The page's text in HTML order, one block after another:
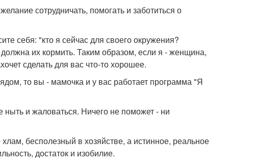
сотрудничать, помогать и заботиться о
себя: "кто я сейчас для своего окружения?
их кормить. Таким образом, если я - женщина,
сделать для вас что-то хорошее.
то вы - мамочка и у вас работает программа "Я
ныть и жаловаться. Ничего не поможет - ни
бесполезный в хозяйстве, а истинное, реальное
достаток и изобилие.